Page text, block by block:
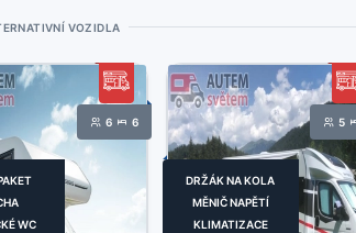
VOZIDLA
6 6
WC
5
DRŽÁK NA KOLA
MĚNIČ NAPĚTÍ
KLIMATIZACE